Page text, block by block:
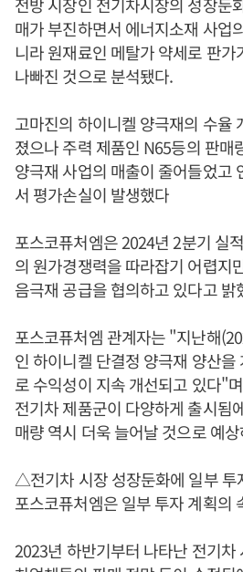
매가 부진하면서 에너지소재 사업
니라 원재료인 메탈가 약세로 판
나빠진 것으로 분석됐다.
고마진의 하이니켈 양극재의 수율
졌으나 주력 제품인 N65등의 판매
양극재 사업의 매출이 줄어들었고
서 평가손실이 발생했다
포스코퓨처엠은 2024년 2분기 실
의 원가경쟁력을 따라잡기 어렵지
음극재 공급을 협의하고 있다고 밝
포스코퓨처엠 관계자는 "지난해
인 하이니켈 단결정 양극재 양산
로 수익성이 지속 개선되고 있다"
전기차 제품군이 다양하게 출시됨
매량 역시 더욱 늘어날 것으로 예
△전기차 시장 성장둔화에 일부 투
포스코퓨처엠은 일부 투자 계획의
2023년 하반기부터 나타난 전기차